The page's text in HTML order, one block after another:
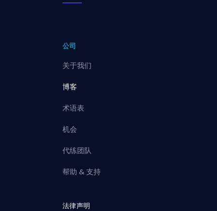
公司
关于我们
博客
术语表
机会
代练团队
帮助 & 支持
法律声明